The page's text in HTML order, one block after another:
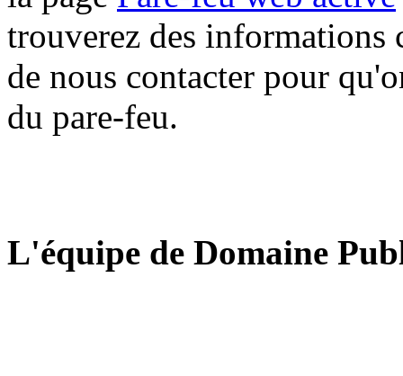
trouverez des informations
de nous contacter pour
du pare-feu.
L'équipe de Domaine